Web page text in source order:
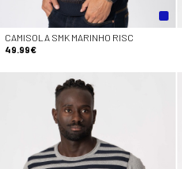
CAMISOLA SMK MARINHO RISC
49.99€